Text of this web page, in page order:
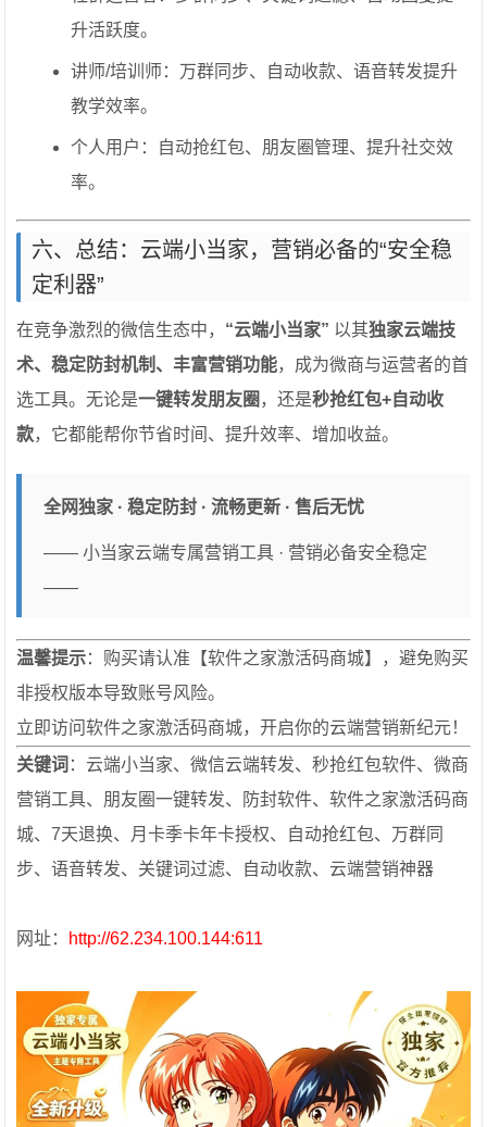
升活跃度。
讲师/培训师：万群同步、自动收款、语音转发提升
教学效率。
个人用户：自动抢红包、朋友圈管理、提升社交效
率。
六、总结：云端小当家，营销必备的“安全稳
定利器”
在竞争激烈的微信生态中， “云端小当家” 以其独家云端技
术、稳定防封机制、丰富营销功能，成为微商与运营者的首
选工具。无论是一键转发朋友圈 ，还是秒抢红包+自动收
款，它都能帮你节省时间、提升效率、增加收益。
全网独家 · 稳定防封 · 流畅更新 · 售后无忧
—— 小当家云端专属营销工具 · 营销必备安全稳定
——
温馨提示：购买请认准【软件之家激活码商城】，避免购买
非授权版本导致账号风险。
立即访问软件之家激活码商城，开启你的云端营销新纪元！
关键词 ：云端小当家、微信云端转发、秒抢红包软件、微商
营销工具、朋友圈一键转发、防封软件、软件之家激活码商
城、7天退换、月卡季卡年卡授权、自动抢红包、万群同
步、语音转发、关键词过滤、自动收款、云端营销神器
网址： http://62.234.100.144:611